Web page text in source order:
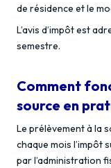
de résidence et le
L’avis d’impôt est
semestre.
Comment
source en
Le prélèvement à la
chaque mois l’impôt
par l’administration